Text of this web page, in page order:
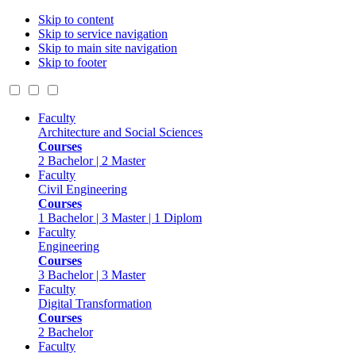
Skip to content
Skip to service navigation
Skip to main site navigation
Skip to footer
Faculty
Architecture and Social Sciences
Courses
2 Bachelor | 2 Master
Faculty
Civil Engineering
Courses
1 Bachelor | 3 Master | 1 Diplom
Faculty
Engineering
Courses
3 Bachelor | 3 Master
Faculty
Digital Transformation
Courses
2 Bachelor
Faculty